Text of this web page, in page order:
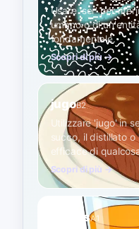
Usare 'ser' per
umano o di
fondamentale.
Scopri di più →
jugoB2
Utilizzare 'jugo' in
succo, il distillato o
efficace di
Scopri di più →
zumosA1